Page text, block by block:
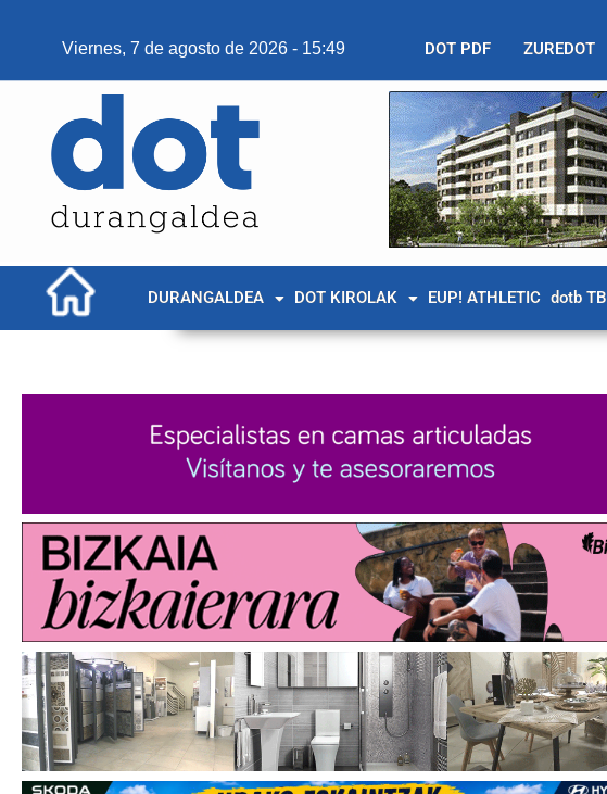
Viernes, 7 de agosto de 2026 - 15:49 DOT PDF ZUREDOT
DURANGALDEA DOT KIROLAK EUP! ATHLETIC dotb TB